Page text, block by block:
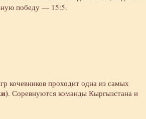
победу — 15:5.
кочевников проходит одна из самых
. Соревнуются команды Кыргызстана и